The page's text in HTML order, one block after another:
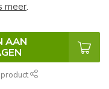
meer.
AAN